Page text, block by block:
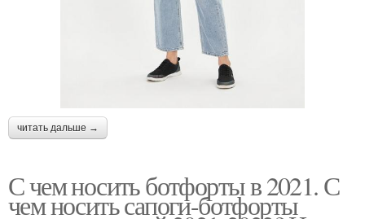
читать дальше →
С чем носить ботфорты в 2021. С
чем носить сапоги-ботфорты